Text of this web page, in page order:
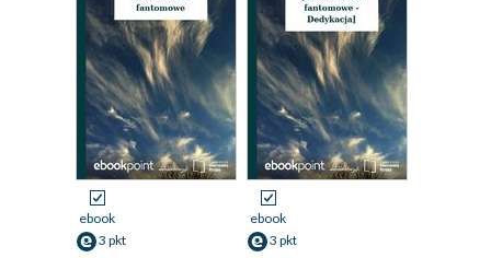
ebook
3 pkt
ebook
3 pkt